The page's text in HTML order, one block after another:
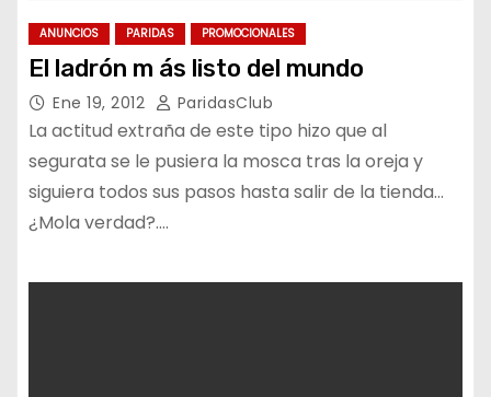
ANUNCIOS PARIDAS PROMOCIONALES
El ladrón m ás listo del mundo
Ene 19, 2012 ParidasClub
La actitud extraña de este tipo hizo que al
segurata se le pusiera la mosca tras la oreja y
siguiera todos sus pasos hasta salir de la tienda…
¿Mola verdad?.…